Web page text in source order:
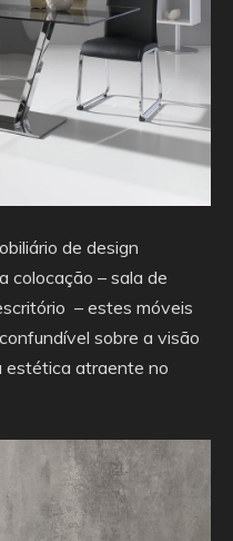
de design
colocação – sala de
– estes móveis
sobre a visão
estética atraente no